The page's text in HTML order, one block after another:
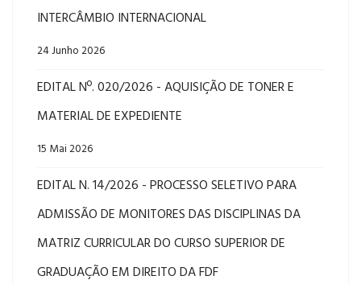
INTERCÂMBIO INTERNACIONAL
24 Junho 2026
EDITAL Nº. 020/2026 - AQUISIÇÃO DE TONER E
MATERIAL DE EXPEDIENTE
15 Mai 2026
EDITAL N. 14/2026 - PROCESSO SELETIVO PARA
ADMISSÃO DE MONITORES DAS DISCIPLINAS DA
MATRIZ CURRICULAR DO CURSO SUPERIOR DE
GRADUAÇÃO EM DIREITO DA FDF